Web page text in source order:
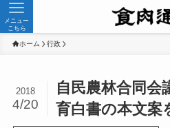
メニュー
こちら
ホーム 行政
自民農林合同会
育白書の本文案
2018
4/20